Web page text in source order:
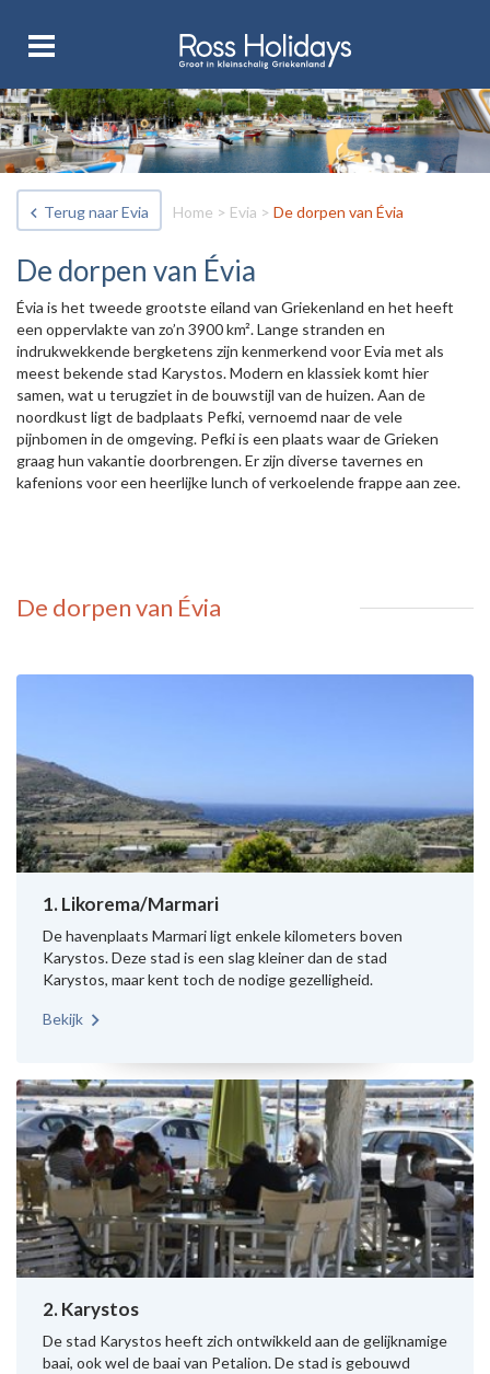
Terug naar Evia Home > Evia > De dorpen van Évia
De dorpen van Évia
Évia is het tweede grootste eiland van Griekenland en het heeft
een oppervlakte van zo’n 3900 km². Lange stranden en
indrukwekkende bergketens zijn kenmerkend voor Evia met als
meest bekende stad Karystos. Modern en klassiek komt hier
samen, wat u terugziet in de bouwstijl van de huizen. Aan de
noordkust ligt de badplaats Pefki, vernoemd naar de vele
pijnbomen in de omgeving. Pefki is een plaats waar de Grieken
graag hun vakantie doorbrengen. Er zijn diverse tavernes en
kafenions voor een heerlijke lunch of verkoelende frappe aan zee.
De dorpen van Évia
1. Likorema/Marmari
De havenplaats Marmari ligt enkele kilometers boven
Karystos. Deze stad is een slag kleiner dan de stad
Karystos, maar kent toch de nodige gezelligheid.
Bekijk
2. Karystos
De stad Karystos heeft zich ontwikkeld aan de gelijknamige
baai, ook wel de baai van Petalion. De stad is gebouwd